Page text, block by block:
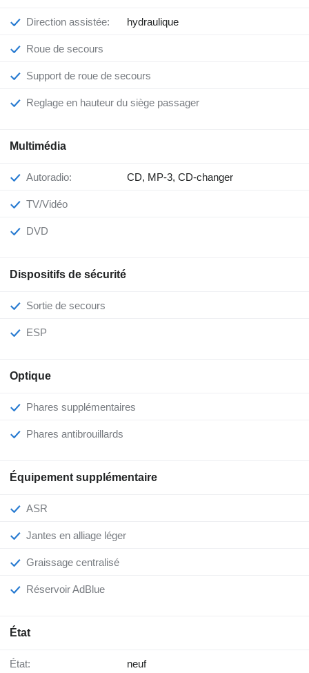
Direction assistée: hydraulique
Roue de secours
Support de roue de secours
Reglage en hauteur du siège passager
Multimédia
Autoradio: CD, MP-3, CD-changer
TV/Vidéo
DVD
Dispositifs de sécurité
Sortie de secours
ESP
Optique
Phares supplémentaires
Phares antibrouillards
Équipement supplémentaire
ASR
Jantes en alliage léger
Graissage centralisé
Réservoir AdBlue
État
État: neuf